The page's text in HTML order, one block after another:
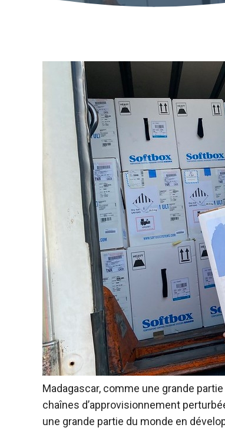
Madagascar, comme une grande
chaînes d’approvisionnement
une grande partie du monde en